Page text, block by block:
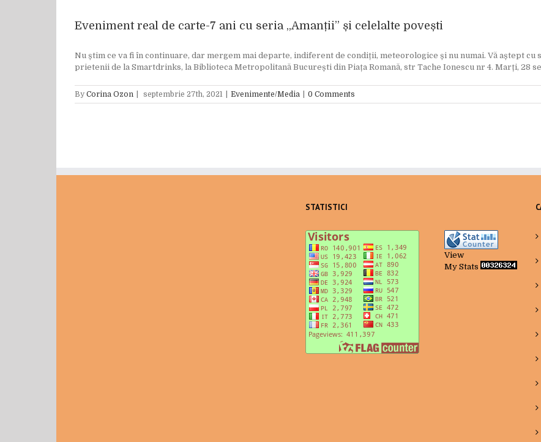
Eveniment real de carte-7 ani cu seria „Amanții” și celelalte povești
Nu știm ce va fi în continuare, dar mergem mai departe, indiferent de condiții, meteorologice și nu numai. Vă aștept
prietenii de la Smartdrinks, la Biblioteca Metropolitană București din Piața Romană, str Tache Ionescu nr 4. Marți, 28
By Corina Ozon septembrie 27th, 2021 Evenimente/Media 0 Comments
STATISTICI
View
My Stats